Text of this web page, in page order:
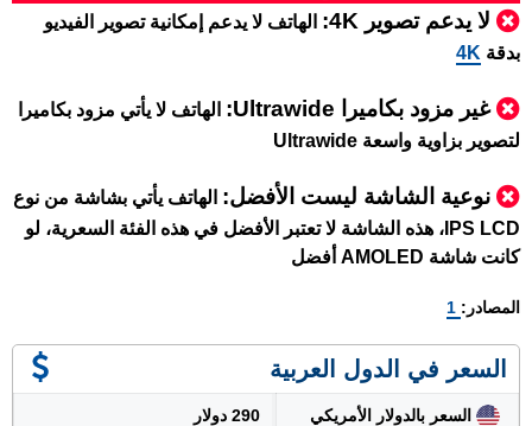
لا يدعم تصوير 4K:
الهاتف لا يدعم إمكانية تصوير الفيديو
بدقة 4K
غير مزود بكاميرا Ultrawide:
الهاتف لا يأتي مزود بكاميرا
لتصوير بزاوية واسعة Ultrawide
نوعية الشاشة ليست الأفضل: الهاتف يأتي بشاشة من نوع
IPS LCD، هذه الشاشة لا تعتبر الأفضل في هذه الفئة السعرية، لو
كانت شاشة AMOLED أفضل
المصادر: 1
السعر في الدول العربية
السعر بالدولار الأمريكي 290 دولار